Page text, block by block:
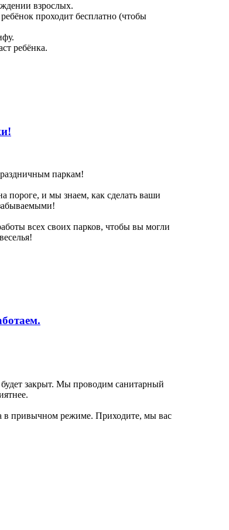
взрослых.
проходит бесплатно (чтобы
ребёнка.
паркам!
пороге, и мы знаем, как сделать ваши
всех своих парков, чтобы вы могли
закрыт. Мы проводим санитарный
в привычном режиме. Приходите, мы вас